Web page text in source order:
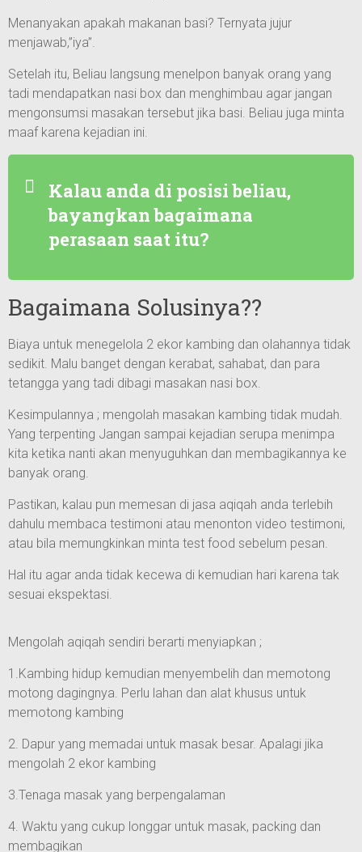
Menanyakan apakah makanan basi? Ternyata jujur
menjawab,”iya”.
Setelah itu, Beliau langsung menelpon banyak orang yang
tadi mendapatkan nasi box dan menghimbau agar jangan
mengonsumsi masakan tersebut jika basi. Beliau juga minta
maaf karena kejadian ini.
Kalau anda di posisi beliau,
bayangkan bagaimana
perasaan saat itu?
Bagaimana Solusinya??
Biaya untuk menegelola 2 ekor kambing dan olahannya tidak
sedikit. Malu banget dengan kerabat, sahabat, dan para
tetangga yang tadi dibagi masakan nasi box.
Kesimpulannya ; mengolah masakan kambing tidak mudah.
Yang terpenting Jangan sampai kejadian serupa menimpa
kita ketika nanti akan menyuguhkan dan membagikannya ke
banyak orang.
Pastikan, kalau pun memesan di jasa aqiqah anda terlebih
dahulu membaca testimoni atau menonton video testimoni,
atau bila memungkinkan minta test food sebelum pesan.
Hal itu agar anda tidak kecewa di kemudian hari karena tak
sesuai ekspektasi.
Mengolah aqiqah sendiri berarti menyiapkan ;
1.Kambing hidup kemudian menyembelih dan memotong
motong dagingnya. Perlu lahan dan alat khusus untuk
memotong kambing
2. Dapur yang memadai untuk masak besar. Apalagi jika
mengolah 2 ekor kambing
3.Tenaga masak yang berpengalaman
4. Waktu yang cukup longgar untuk masak, packing dan
membagikan